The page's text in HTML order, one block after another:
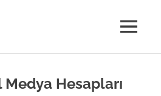
MENU
Hesapları